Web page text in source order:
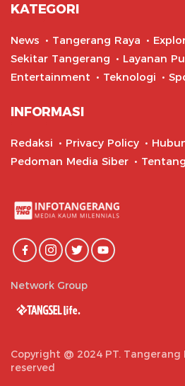
KATEGORI
News Tangerang Raya
Sekitar Tangerang
Layanan
Entertainment
Teknologi
INFORMASI
Redaksi Privacy Policy
Pedoman Media Siber
Network Group
Copyright @ 2024 PT.
reserved